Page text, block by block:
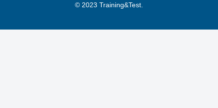
© 2023 Training&Test.